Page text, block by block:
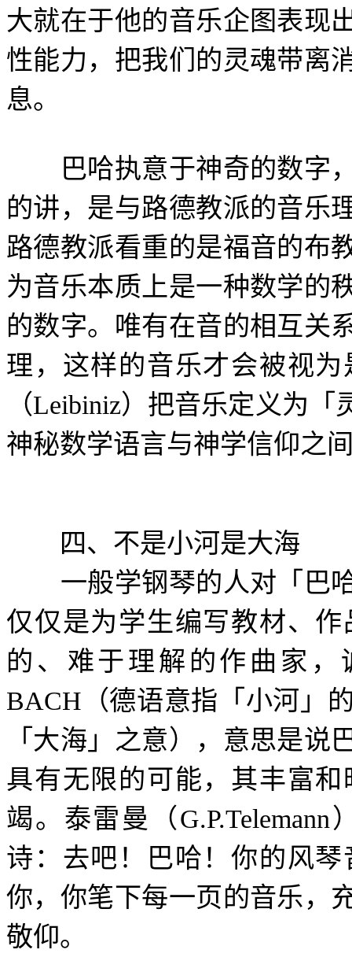
大就在于他的音乐企图表现
性能力，把我们的灵魂带离
息。
巴哈执意于神奇的数字，
的讲，是与路德教派的音乐
路德教派看重的是福音的布
为音乐本质上是一种数学的
的数字。唯有在音的相互关
理，这样的音乐才会被视
（Leibiniz）把音乐定义为「
神秘数学语言与神学信仰之
四、不是小河是大海
一般学钢琴的人对「巴哈
仅仅是为学生编写教材、
的、难于理解的作曲家
BACH （德语意指「小河」
「大海」之意），意思是
具有无限的可能，其丰富
竭。泰雷曼（ G.P.Telemann
诗：去吧！巴哈！你的风
你，你笔下每一页的音乐，
敬仰。